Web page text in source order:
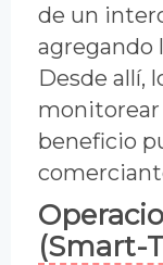
de un
agregando
Desde allí,
monitorear
beneficio
(Smart-